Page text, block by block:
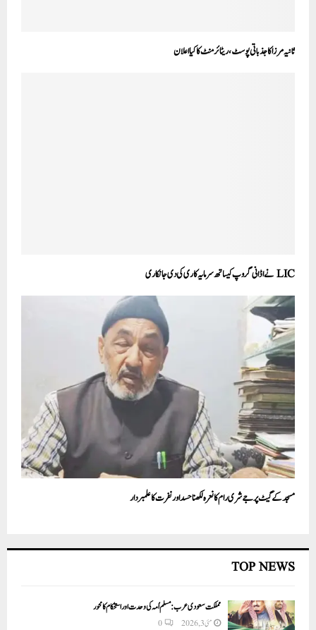
ثانیہ مرزا کا جذباتی پوسٹ، ریٹائرمنٹ کا کیا اعلان
LIC نے اڈانی گروپ کیساتھ سرمایہ کاری کی دی جانکاری
مسجد کے گیٹ پر جے شری رام کا نعرہ لکھنا حسد اور نفرت کا علمبردار
TOP NEWS
مملکت سعودی عرب: مسلم اُمہ کی وحدت اور استحکام کا محور
مئی 3, 2026 0